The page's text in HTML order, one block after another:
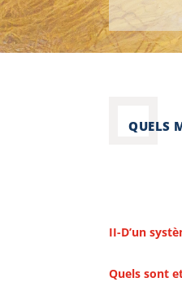
QUELS
II-D’un
Quels sont